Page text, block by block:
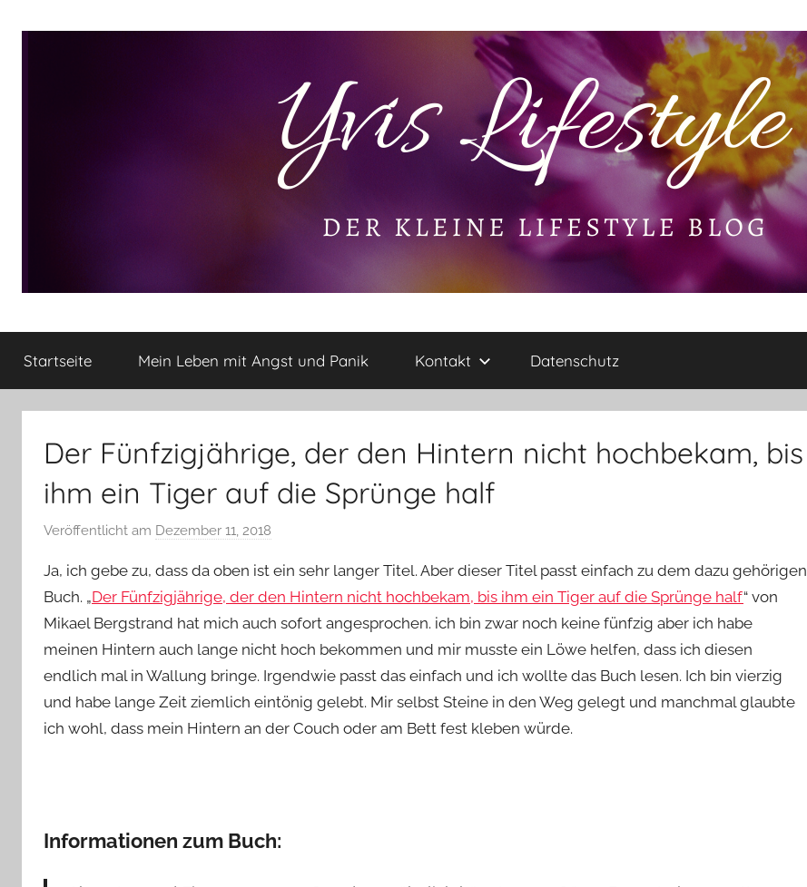
Yvis
Lifestyle
kleine
Lifestyle
Rezensionen,
und
vieles
Startseite Mein Leben mit Angst und Panik Kontakt Datenschutz
Der Fünfzigjährige, der den Hintern nicht hochbekam, bis
ihm ein Tiger auf die Sprünge half
Veröffentlicht am Dezember 11, 2018
n
Y
v
o
n
n
e
Ja, ich gebe zu, dass da oben ist ein sehr langer Titel. Aber dieser Titel passt einfach zu dem dazu gehörigen
Buch. „Der Fünfzigjährige, der den Hintern nicht hochbekam, bis ihm ein Tiger auf die Sprünge half“ von
Mikael Bergstrand hat mich auch sofort angesprochen. ich bin zwar noch keine fünfzig aber ich habe
meinen Hintern auch lange nicht hoch bekommen und mir musste ein Löwe helfen, dass ich diesen
endlich mal in Wallung bringe. Irgendwie passt das einfach und ich wollte das Buch lesen. Ich bin vierzig
und habe lange Zeit ziemlich eintönig gelebt. Mir selbst Steine in den Weg gelegt und manchmal glaubte
ich wohl, dass mein Hintern an der Couch oder am Bett fest kleben würde.
Informationen zum Buch: